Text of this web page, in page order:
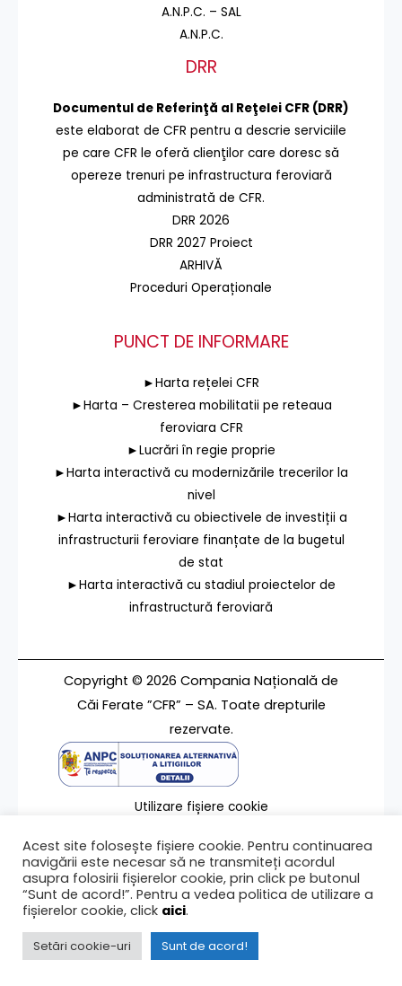
A.N.P.C. – SAL
A.N.P.C.
DRR
Documentul de Referinţă al Reţelei CFR (DRR)
este elaborat de CFR pentru a descrie serviciile
pe care CFR le oferă clienţilor care doresc să
opereze trenuri pe infrastructura feroviară
administrată de CFR.
DRR 2026
DRR 2027 Proiect
ARHIVĂ
Proceduri Operaționale
PUNCT DE INFORMARE
►Harta rețelei CFR
►Harta – Cresterea mobilitatii pe reteaua
feroviara CFR
►Lucrări în regie proprie
►Harta interactivă cu modernizările trecerilor la
nivel
►Harta interactivă cu obiectivele de investiții a
infrastructurii feroviare finanțate de la bugetul
de stat
►Harta interactivă cu stadiul proiectelor de
infrastructură feroviară
Copyright © 2026 Compania Națională de
Căi Ferate ”CFR” – SA. Toate drepturile
rezervate.
Utilizare fișiere cookie
Contact
Ultima modificare a paginii 13/06/2014
Acest site folosește fișiere cookie. Pentru continuarea
navigării este necesar să ne transmiteți acordul
asupra folosirii fișierelor cookie, prin click pe butonul
“Sunt de acord!”. Pentru a vedea politica de utilizare a
fișierelor cookie, click aici.
Setări cookie-uri Sunt de acord!